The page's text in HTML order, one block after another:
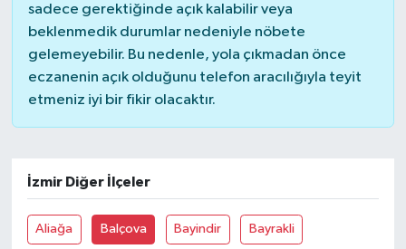
sadece gerektiğinde açık kalabilir veya
beklenmedik durumlar nedeniyle nöbete
gelemeyebilir. Bu nedenle, yola çıkmadan önce
eczanenin açık olduğunu telefon aracılığıyla teyit
etmeniz iyi bir fikir olacaktır.
İzmir Diğer İlçeler
Aliağa Balçova Bayindir Bayrakli